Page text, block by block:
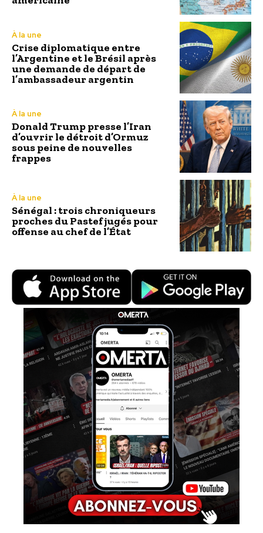
À la une
Crise diplomatique entre
l’Argentine et le Brésil après
une demande de départ de
l’ambassadeur argentin
À la une
Donald Trump presse l’Iran
d’ouvrir le détroit d’Ormuz
sous peine de nouvelles
frappes
À la une
Sénégal : trois chroniqueurs
proches du Pastef jugés pour
offense au chef de l’État